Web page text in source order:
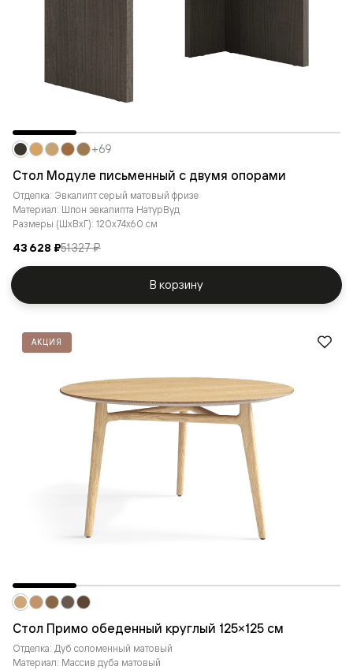
Стол Модуле письменный с двумя опорами
Отделка: Эвкалипт серый матовый фризе
Материал: Шпон эвкалипта НатурВуд
Размеры (ШxВxГ): 120x74x60 см
43 628 ₽51 327 ₽
+69
В корзину
АКЦИЯ
Стол Примо обеденный круглый 125×125 см
Отделка: Дуб соломенный матовый
Материал: Массив дуба матовый